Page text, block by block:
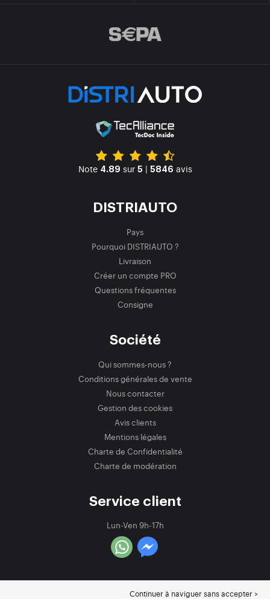
Note 4.89 sur 5 | 5846 avis
DISTRIAUTO
Pays
Pourquoi DISTRIAUTO ?
Livraison
Créer un compte PRO
Questions fréquentes
Consigne
Société
Qui sommes-nous ?
Conditions générales de vente
Nous contacter
Gestion des cookies
Avis clients
Mentions légales
Charte de Confidentialité
Charte de modération
Service client
Lun-Ven 9h-17h
Continuer à naviguer sans accepter >